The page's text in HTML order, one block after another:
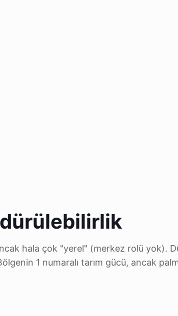
hala çok "yerel" (merkez rolü yok).
1 numaralı tarım gücü, ancak